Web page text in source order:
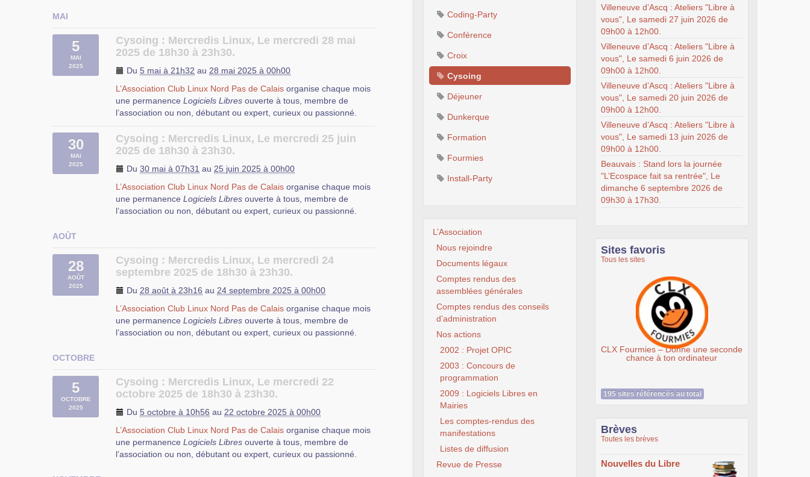
Dans une salle équipée d’un tableau blanc et d’un vidéoprojecteur,
discussions, des tests, des démonstrations, de l’entraide abordant
lelogiciel libreet de la dégustation de bières.
Cette permanence a lieu àl’EPN (Espace Public Numérique), 311
rue Salvador Allende à Cysoing.
Durant cette permanence, vous pourrez trouver des réponses aux
questions que vous vous posez au sujet du Logiciel Libre, ainsi que
de l’aide pour résoudre vos problèmes d’installation, de
configuration et d’utilisation de Logiciels Libres.
N’hésitez pas à apporter votre ordinateur, afin que les autres
Dans une salle équipée d’un tableau blanc et d’un vidéoprojecteur,
discussions, des tests, des démonstrations, de l’entraide abordant
lelogiciel libreet de la dégustation de bières.
Cette permanence a lieu àl’EPN (Espace Public Numérique), 311
rue Salvador Allende à Cysoing.
MAI
5
MAI
2025
Cysoing : Mercredis Linux, Le mercredi 28 mai
2025 de 18h30 à 23h30.
Du 5 mai à 21h32 au 28 mai 2025 à 00h00
L’Association Club Linux Nord Pas de Calais organise chaque mois
une permanence Logiciels Libres ouverte à tous, membre de
l’association ou non, débutant ou expert, curieux ou passionné.
Durant cette permanence, vous pourrez trouver des réponses aux
questions que vous vous posez au sujet du Logiciel Libre, ainsi que
de l’aide pour résoudre vos problèmes d’installation, de
Dans une salle équipée d’un tableau blanc et d’un vidéoprojecteur,
discussions, des tests, des démonstrations, de l’entraide abordant
lelogiciel libreet de la dégustation de bières.
Cette permanence a lieu àl’EPN (Espace Public Numérique), 311
rue Salvador Allende à Cysoing.
30
MAI
2025
Cysoing : Mercredis Linux, Le mercredi 25 juin
2025 de 18h30 à 23h30.
Du 30 mai à 07h31 au 25 juin 2025 à 00h00
L’Association Club Linux Nord Pas de Calais organise chaque mois
une permanence Logiciels Libres ouverte à tous, membre de
l’association ou non, débutant ou expert, curieux ou passionné.
Durant cette permanence, vous pourrez trouver des réponses aux
questions que vous vous posez au sujet du Logiciel Libre, ainsi que
de l’aide pour résoudre vos problèmes d’installation, de
configuration et d’utilisation de Logiciels Libres.
N’hésitez pas à apporter votre ordinateur, afin que les autres
se dérouleront fréquemment des ateliers, des initiations, des
discussions, des tests, des démonstrations, de l’entraide abordant
rue Salvador Allende à Cysoing.
AOÛT
28
AOÛT
2025
Cysoing : Mercredis Linux, Le mercredi 24
septembre 2025 de 18h30 à 23h30.
Du 28 août à 23h16 au 24 septembre 2025 à 00h00
L’Association Club Linux Nord Pas de Calais organise chaque mois
une permanence Logiciels Libres ouverte à tous, membre de
l’association ou non, débutant ou expert, curieux ou passionné.
Durant cette permanence, vous pourrez trouver des réponses aux
questions que vous vous posez au sujet du Logiciel Libre, ainsi que
de l’aide pour résoudre vos problèmes d’installation, de
OCTOBRE
5
OCTOBRE
2025
Cysoing : Mercredis Linux, Le mercredi 22
octobre 2025 de 18h30 à 23h30.
Du 5 octobre à 10h56 au 22 octobre 2025 à 00h00
L’Association Club Linux Nord Pas de Calais organise chaque mois
une permanence Logiciels Libres ouverte à tous, membre de
l’association ou non, débutant ou expert, curieux ou passionné.
Coding-Party
Conférence
Croix
Cysoing
Déjeuner
Dunkerque
Formation
Fourmies
Install-Party
L’Association
Nous rejoindre
Documents légaux
Comptes rendus des
assemblées générales
Comptes rendus des conseils
d’administration
Nos actions
2002 : Projet OPIC
2003 : Concours de
programmation
2009 : Logiciels Libres en
Mairies
Les comptes-rendus des
manifestations
Listes de diffusion
Revue de Presse
Villeneuve d’Ascq : Ateliers "Libre à
vous", Le samedi 27 juin 2026 de
09h00 à 12h00.
Villeneuve d’Ascq : Ateliers "Libre à
vous", Le samedi 6 juin 2026 de
09h00 à 12h00.
Villeneuve d’Ascq : Ateliers "Libre à
vous", Le samedi 20 juin 2026 de
09h00 à 12h00.
Villeneuve d’Ascq : Ateliers "Libre à
vous", Le samedi 13 juin 2026 de
09h00 à 12h00.
Beauvais : Stand lors la journée
"L’Ecospace fait sa rentrée", Le
dimanche 6 septembre 2026 de
09h30 à 17h30.
Sites favoris
Tous les sites
CLX Fourmies – Donne une seconde
Association Éthiciel
195 sites référencés au total
Brèves
Toutes les brèves
Nouvelles du Libre